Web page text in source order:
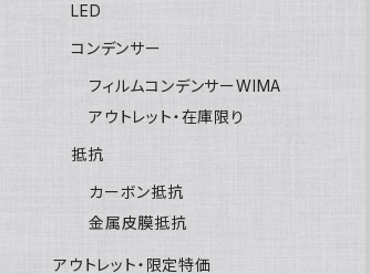
LED
コンデンサー
フィルムコンデンサーWIMA
アウトレット・在庫限り
抵抗
カーボン抵抗
金属皮膜抵抗
アウトレット・限定特価